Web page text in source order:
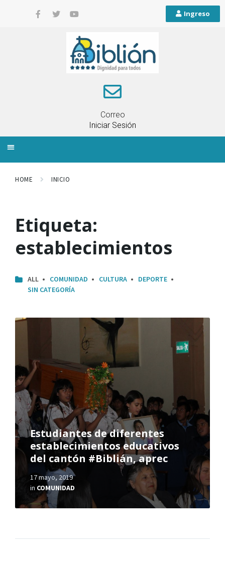
Ingreso
Correo
Iniciar Sesión
HOME INICIO
Etiqueta:
establecimientos
ALL COMUNIDAD CULTURA
DEPORTE
SIN CATEGORÍA
Estudiantes de diferentes
establecimientos educativos
del cantón #Biblián, aprec
17 mayo, 2019
in COMUNIDAD